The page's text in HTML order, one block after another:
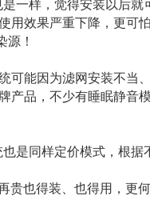
一样，觉得安装以后就
用效果严重下降，更可
！
可能因为滤网安装不当
产品，不少有睡眠静音
是同样定价模式，根据
贵也得装、也得用，更